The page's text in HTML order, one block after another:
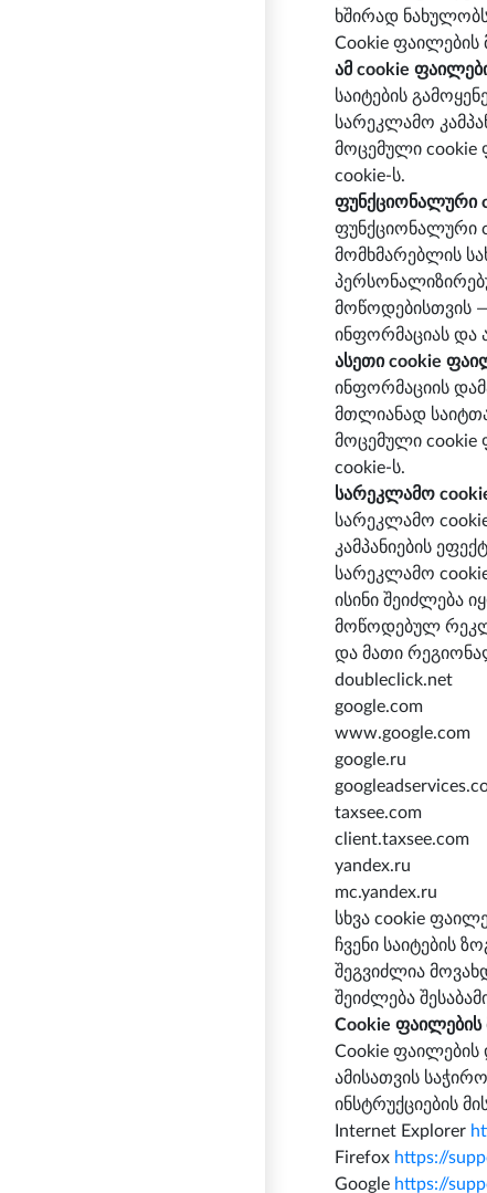
ხშირად
Cookie ფაილების
ამ cookie
საიტების
სარეკლამო
მოცემული cookie
cookie-ს.
ფუნქციონალური
ფუნქციონალური
მომხმარებლის
მოწოდებისთვის
ინფორმაციას და
ასეთი cookie
ინფორმაციის
მთლიანად
მოცემული cookie
cookie-ს.
სარეკლამო
სარეკლამო
კამპანიების
სარეკლამო
ისინი შეიძლება
მოწოდებულ
და მათი
doubleclick.net
google.com
www.google.com
google.ru
taxsee.com
client.taxsee.com
yandex.ru
mc.yandex.ru
სხვა cookie
ჩვენი საიტების
შეგვიძლია
შეიძლება
Cookie
Cookie ფაილების
ამისათვის
ინსტრუქციების
Internet Explorer
Firefox https://
Google https://